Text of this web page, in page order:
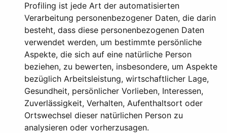
Profiling ist jede Art der automatisierten
Verarbeitung personenbezogener Daten, die darin
besteht, dass diese personenbezogenen Daten
verwendet werden, um bestimmte persönliche
Aspekte, die sich auf eine natürliche Person
beziehen, zu bewerten, insbesondere, um Aspekte
bezüglich Arbeitsleistung, wirtschaftlicher Lage,
Gesundheit, persönlicher Vorlieben, Interessen,
Zuverlässigkeit, Verhalten, Aufenthaltsort oder
Ortswechsel dieser natürlichen Person zu
analysieren oder vorherzusagen.